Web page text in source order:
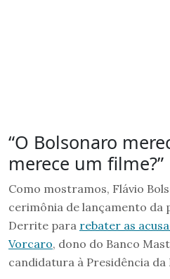
“O Bolsonaro
merece um filme?”
Como mostramos, Flávio
cerimônia de lançamento da
Derrite para rebater as
Vorcaro, dono do Banco
candidatura à Presidência da